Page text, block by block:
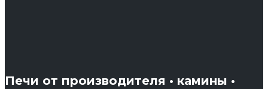
Печи от производителя • камины •